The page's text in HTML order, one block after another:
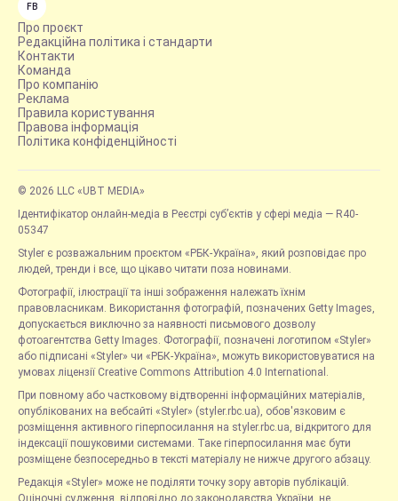
FB
Про проєкт
Редакційна політика і стандарти
Контакти
Команда
Про компанію
Реклама
Правила користування
Правова інформація
Політика конфіденційності
© 2026 LLC «UBT MEDIA»
Ідентифікатор онлайн-медіа в Реєстрі суб’єктів у сфері медіа — R40-
05347
Styler є розважальним проєктом «РБК-Україна», який розповідає про
людей, тренди і все, що цікаво читати поза новинами.
Фотографії, ілюстрації та інші зображення належать їхнім
правовласникам. Використання фотографій, позначених Getty Images,
допускається виключно за наявності письмового дозволу
фотоагентства Getty Images. Фотографії, позначені логотипом «Styler»
або підписані «Styler» чи «РБК-Україна», можуть використовуватися на
умовах ліцензії Creative Commons Attribution 4.0 International.
При повному або частковому відтворенні інформаційних матеріалів,
опублікованих на вебсайті «Styler» (styler.rbc.ua), обов'язковим є
розміщення активного гіперпосилання на styler.rbc.ua, відкритого для
індексації пошуковими системами. Таке гіперпосилання має бути
розміщене безпосередньо в тексті матеріалу не нижче другого абзацу.
Редакція «Styler» може не поділяти точку зору авторів публікацій.